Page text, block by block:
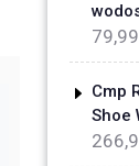
79,99
Cmp
Shoe